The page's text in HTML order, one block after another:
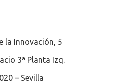
la Innovación, 5
3ª Planta Izq.
– Sevilla